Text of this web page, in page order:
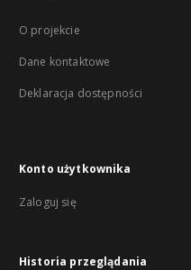
O projekcie
Dane kontaktowe
Deklaracja dostępności
Konto użytkownika
Zaloguj się
Historia przeglądania